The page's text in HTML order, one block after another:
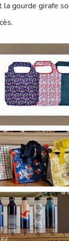
la gourde girafe